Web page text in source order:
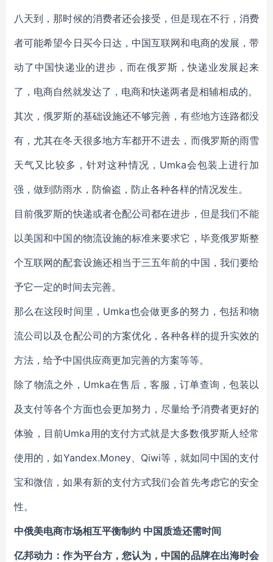
八天到，那时候的消费者还会接受，但是现在不行，消费
者可能希望今日买今日达，中国互联网和电商的发展，带
动了中国快递业的进步，而在俄罗斯，快递业发展起来
了，电商自然就发达了，电商和快递两者是相辅相成的。
其次，俄罗斯的基础设施还不够完善，有些地方连路都没
有，尤其在冬天很多地方车都开不进去，而俄罗斯的雨雪
天气又比较多，针对这种情况，Umka会包装上进行加
强，做到防雨水，防偷盗，防止各种各样的情况发生。
目前俄罗斯的快递或者仓配公司都在进步，但是我们不能
以美国和中国的物流设施的标准来要求它，毕竟俄罗斯整
个互联网的配套设施还相当于三五年前的中国，我们要给
予它一定的时间去完善。
那么在这段时间里，Umka也会做更多的努力，包括和物
流公司以及仓配公司的方案优化，各种各样的提升实效的
方法，给予中国供应商更加完善的方案等等。
除了物流之外，Umka在售后，客服，订单查询，包装以
及支付等各个方面也会更加努力，尽量给予消费者更好的
体验，目前Umka用的支付方式就是大多数俄罗斯人经常
使用的，如Yandex.Money、Qiwi等，就如同中国的支付
宝和微信，如果有新的支付方式我们会首先考虑它的安全
性。
中俄美电商市场相互平衡制约 中国质造还需时间
亿邦动力：作为平台方，您认为，中国的品牌在出海时会